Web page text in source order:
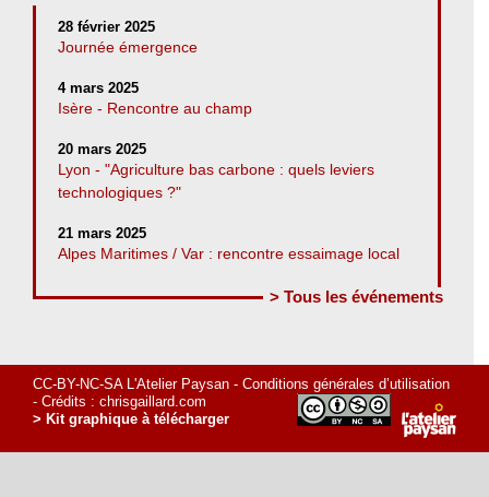
28 février 2025
Journée émergence
4 mars 2025
Isère - Rencontre au champ
20 mars 2025
Lyon - "Agriculture bas carbone : quels leviers
technologiques ?"
21 mars 2025
Alpes Maritimes / Var : rencontre essaimage local
> Tous les événements
CC-BY-NC-SA L'Atelier Paysan - Conditions générales d’utilisation
- Crédits : chrisgaillard.com
> Kit graphique à télécharger